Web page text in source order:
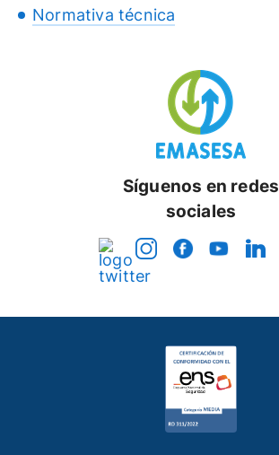
Normativa técnica
Síguenos en redes
sociales